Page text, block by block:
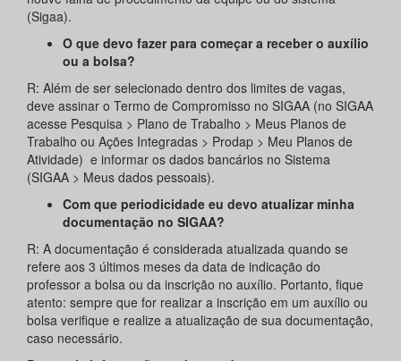
(Sigaa).
O que devo fazer para começar a receber o auxílio
ou a bolsa?
R: Além de ser selecionado dentro dos limites de vagas,
deve assinar o Termo de Compromisso no SIGAA (no SIGAA
acesse Pesquisa > Plano de Trabalho > Meus Planos de
Trabalho ou Ações Integradas > Prodap > Meu Planos de
Atividade) e informar os dados bancários no Sistema
(SIGAA > Meus dados pessoais).
Com que periodicidade eu devo atualizar minha
documentação no SIGAA?
R: A documentação é considerada atualizada quando se
refere aos 3 últimos meses da data de indicação do
professor a bolsa ou da inscrição no auxílio. Portanto, fique
atento: sempre que for realizar a inscrição em um auxílio ou
bolsa verifique e realize a atualização de sua documentação,
caso necessário.